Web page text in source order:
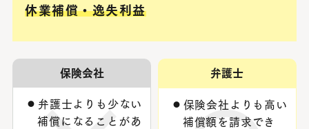
休業補償・逸失利益
保険会社
弁護士よりも少ない
補償になることがあ
弁護士
保険会社よりも高い
補償額を請求でき